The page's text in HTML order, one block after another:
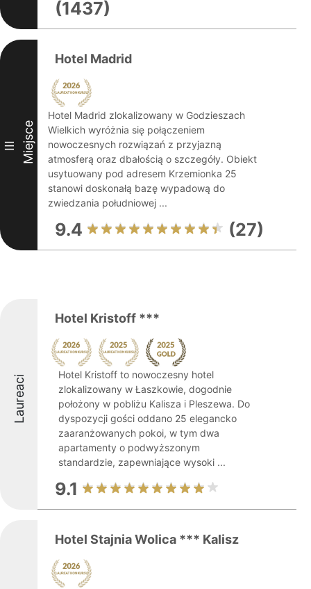
(1437)
III Miejsce
Hotel Madrid
Hotel Madrid zlokalizowany w Godzieszach
Wielkich wyróżnia się połączeniem
nowoczesnych rozwiązań z przyjazną
atmosferą oraz dbałością o szczegóły. Obiekt
usytuowany pod adresem Krzemionka 25
stanowi doskonałą bazę wypadową do
zwiedzania południowej ...
9.4 (27)
Laureaci
Hotel Kristoff ***
Hotel Kristoff to nowoczesny hotel
zlokalizowany w Łaszkowie, dogodnie
położony w pobliżu Kalisza i Pleszewa. Do
dyspozycji gości oddano 25 elegancko
zaaranżowanych pokoi, w tym dwa
apartamenty o podwyższonym
standardzie, zapewniające wysoki ...
9.1
Hotel Stajnia Wolica *** Kalisz